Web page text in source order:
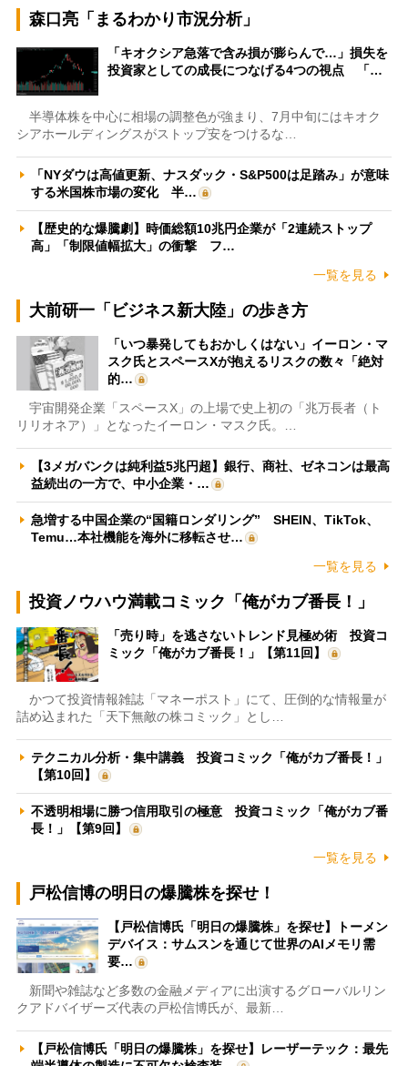
森口亮「まるわかり市況分析」
「キオクシア急落で含み損が膨らんで…」損失を
投資家としての成長につなげる4つの視点 「…
半導体株を中心に相場の調整色が強まり、7月中旬にはキオク
シアホールディングスがストップ安をつけるな…
「NYダウは高値更新、ナスダック・S&P500は足踏み」が意味
する米国株市場の変化 半…
【歴史的な爆騰劇】時価総額10兆円企業が「2連続ストップ
高」「制限値幅拡大」の衝撃 フ…
一覧を見る
大前研一「ビジネス新大陸」の歩き方
「いつ暴発してもおかしくはない」イーロン・マ
スク氏とスペースXが抱えるリスクの数々「絶対
的…
宇宙開発企業「スペースX」の上場で史上初の「兆万長者（ト
リリオネア）」となったイーロン・マスク氏。…
【3メガバンクは純利益5兆円超】銀行、商社、ゼネコンは最高
益続出の一方で、中小企業・…
急増する中国企業の“国籍ロンダリング” SHEIN、TikTok、
Temu…本社機能を海外に移転させ…
一覧を見る
投資ノウハウ満載コミック「俺がカブ番長！」
「売り時」を逃さないトレンド見極め術 投資コ
ミック「俺がカブ番長！」【第11回】
かつて投資情報雑誌「マネーポスト」にて、圧倒的な情報量が
詰め込まれた「天下無敵の株コミック」とし…
テクニカル分析・集中講義 投資コミック「俺がカブ番長！」
【第10回】
不透明相場に勝つ信用取引の極意 投資コミック「俺がカブ番
長！」【第9回】
一覧を見る
戸松信博の明日の爆騰株を探せ！
【戸松信博氏「明日の爆騰株」を探せ】トーメン
デバイス：サムスンを通じて世界のAIメモリ需
要…
新聞や雑誌など多数の金融メディアに出演するグローバルリン
クアドバイザーズ代表の戸松信博氏が、最新…
【戸松信博氏「明日の爆騰株」を探せ】レーザーテック：最先